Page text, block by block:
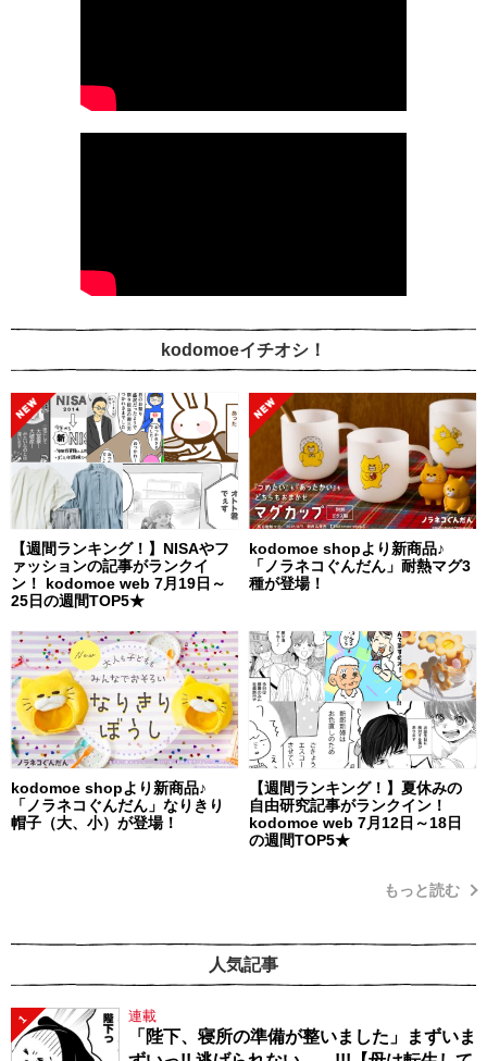
kodomoeイチオシ！
【週間ランキング！】NISAやフ
ァッションの記事がランクイ
ン！ kodomoe web 7月19日～
25日の週間TOP5★
kodomoe shopより新商品♪
「ノラネコぐんだん」耐熱マグ3
種が登場！
kodomoe shopより新商品♪
「ノラネコぐんだん」なりきり
帽子（大、小）が登場！
【週間ランキング！】夏休みの
自由研究記事がランクイン！
kodomoe web 7月12日～18日
の週間TOP5★
もっと読む
人気記事
1 連載
「陛下、寝所の準備が整いました」まずいま